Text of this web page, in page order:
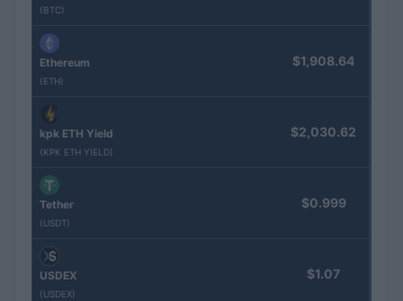
(BTC)
Ethereum
(ETH)
$1,908.64
kpk ETH Yield
(KPK ETH YIELD)
$2,030.62
Tether
(USDT)
$0.999
USDEX
(USDEX)
$1.07